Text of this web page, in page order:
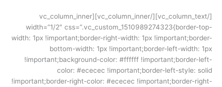
[/vc_column_text][/vc_column_inner][vc_column_inner
width=”1/2″ css=”.vc_custom_1510989274323{border-top-
width: 1px !important;border-right-width: 1px !important;border-
bottom-width: 1px !important;border-left-width: 1px
!important;background-color: #ffffff !important;border-left-
color: #ececec !important;border-left-style: solid
!important;border-right-color: #ececec !important;border-right-